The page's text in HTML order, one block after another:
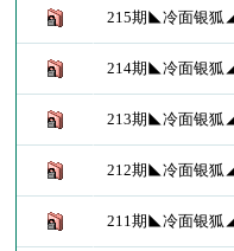
215期◣冷面银狐
214期◣冷面银狐
213期◣冷面银狐
212期◣冷面银狐
211期◣冷面银狐